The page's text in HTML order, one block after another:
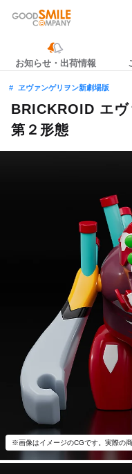
お知らせ・出荷情報
ヱヴァンゲリヲン新劇場版
BRICKROID エ
第２形態
※画像はイメージのCGです。実際の商